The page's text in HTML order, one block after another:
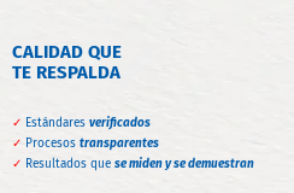
CALIDAD QUE
TE RESPALDA
✓ Estándares verificados
✓ Procesos transparentes
✓ Resultados que se miden y se demuestran